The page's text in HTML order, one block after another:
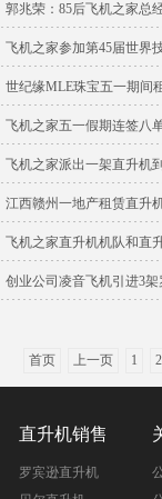
郭兆荣：85后飞机之家总
飞机之家参加第45届世界
世纪缘MLE珠宝五一期间
飞机之家五一假期连签八
飞机之家派出一架直升机
江西赣州一地产租赁直升
飞机之家直升机机队和直
创业公司凌音飞机引进3
首页 上一页 1 2
直升机销售
罗宾逊直升机